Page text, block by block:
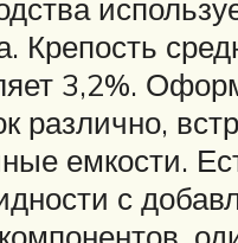
Крепость
3,2%.
различно,
емкости.
с